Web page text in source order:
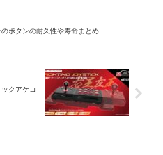
のボタンの耐久性や寿命まとめ
クアケコ